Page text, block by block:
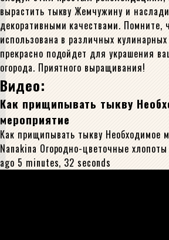
вырастить тыкву Жемчужину и
декоративными качествами. Помните,
использована в различных
прекрасно подойдет для украшения
огорода. Приятного выращивания!
Видео:
Как прищипывать тыкву
мероприятие
Как прищипывать тыкву Необходимое
Nanakina Огородно-цветочные
ago 5 minutes, 32 seconds